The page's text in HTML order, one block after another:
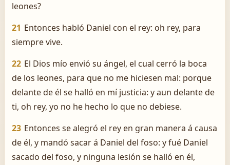
leones?
21 Entonces habló Daniel con el rey: oh rey, para
siempre vive.
22 El Dios mío envió su ángel, el cual cerró la boca
de los leones, para que no me hiciesen mal: porque
delante de él se halló en mí justicia: y aun delante de
ti, oh rey, yo no he hecho lo que no debiese.
23 Entonces se alegró el rey en gran manera á causa
de él, y mandó sacar á Daniel del foso: y fué Daniel
sacado del foso, y ninguna lesión se halló en él,